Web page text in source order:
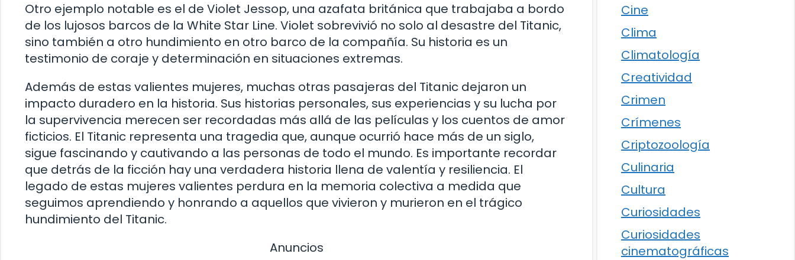
Otro ejemplo notable es el de Violet Jessop, una azafata británica que trabajaba a bordo
de los lujosos barcos de la White Star Line. Violet sobrevivió no solo al desastre del Titanic,
sino también a otro hundimiento en otro barco de la compañía. Su historia es un
testimonio de coraje y determinación en situaciones extremas.
Además de estas valientes mujeres, muchas otras pasajeras del Titanic dejaron un
impacto duradero en la historia. Sus historias personales, sus experiencias y su lucha por
la supervivencia merecen ser recordadas más allá de las películas y los cuentos de amor
ficticios. El Titanic representa una tragedia que, aunque ocurrió hace más de un siglo,
sigue fascinando y cautivando a las personas de todo el mundo. Es importante recordar
que detrás de la ficción hay una verdadera historia llena de valentía y resiliencia. El
legado de estas mujeres valientes perdura en la memoria colectiva a medida que
seguimos aprendiendo y honrando a aquellos que vivieron y murieron en el trágico
hundimiento del Titanic.
Anuncios
Cine
Clima
Climatología
Creatividad
Crimen
Crímenes
Criptozoología
Culinaria
Cultura
Curiosidades
Curiosidades
cinematográficas